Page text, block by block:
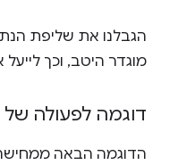
הגבלנו את שליפת
מוגדר היטב, וכך
דוגמה לפעולה של